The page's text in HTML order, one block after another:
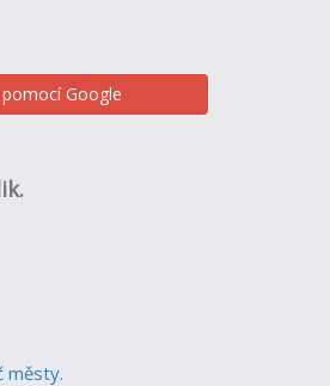
Google
městy.